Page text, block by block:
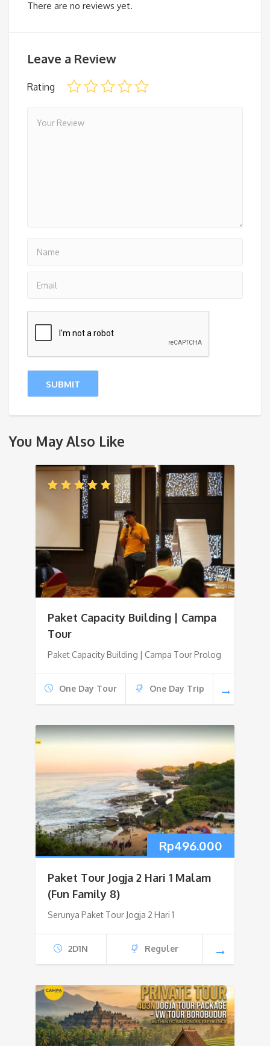
There are no reviews yet.
Leave a Review
Rating
You May Also Like
Paket Capacity Building | Campa
Tour
Paket Capacity Building | Campa Tour Prolog
One Day Tour One Day Trip
Rp496.000
Paket Tour Jogja 2 Hari 1 Malam
(Fun Family 8)
Serunya Paket Tour Jogja 2 Hari 1
2D1N Reguler